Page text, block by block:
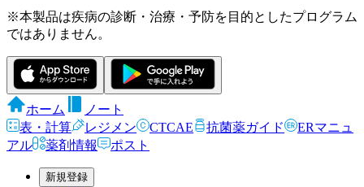
※本製品は疾病の診断・治療・予防を目的としたプログラム
ではありません。
ホーム
ノート
表・計算
レジメン CTCAE 抗菌薬ガイド
ERマニュ
アル
薬剤情報 ポスト
新規登録